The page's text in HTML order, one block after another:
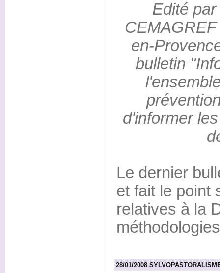
Edité par
en-
bulletin
d'informer
Le dernier
et fait le point
relatives à la
28/01/2008